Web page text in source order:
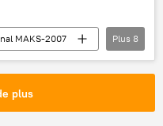
MAKS-2007
Rous-M
Plus 8
plus